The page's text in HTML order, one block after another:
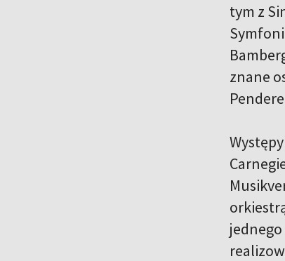
tym z
znane